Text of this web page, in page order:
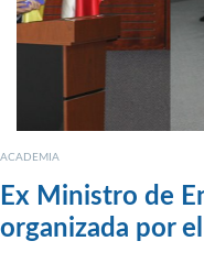
ACADEMIA
Ex Ministro de
organizada por